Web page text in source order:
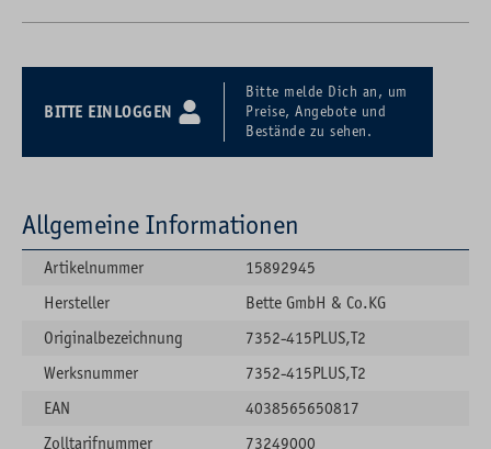
BITTE EINLOGGEN
Bitte melde Dich an, um
Preise, Angebote und
Bestände zu sehen.
Allgemeine Informationen
Artikelnummer
15892945
Hersteller
Bette GmbH & Co.KG
Originalbezeichnung
7352-415PLUS,T2
Werksnummer
7352-415PLUS,T2
EAN
4038565650817
Zolltarifnummer
73249000